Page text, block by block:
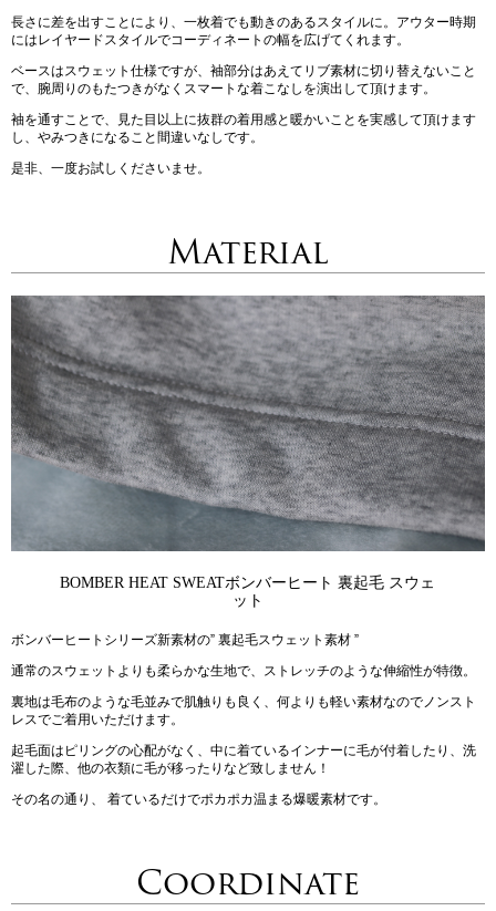
長さに差を出すことにより、一枚着でも動きのあるスタイルに。アウター時期
にはレイヤードスタイルでコーディネートの幅を広げてくれます。
ベースはスウェット仕様ですが、袖部分はあえてリブ素材に切り替えないこと
で、腕周りのもたつきがなくスマートな着こなしを演出して頂けます。
袖を通すことで、見た目以上に抜群の着用感と暖かいことを実感して頂けます
し、やみつきになること間違いなしです。
是非、一度お試しくださいませ。
Material
BOMBER HEAT SWEATボンバーヒート 裏起毛 スウェ
ット
ボンバーヒートシリーズ新素材の” 裏起毛スウェット素材 ”
通常のスウェットよりも柔らかな生地で、ストレッチのような伸縮性が特徴。
裏地は毛布のような毛並みで肌触りも良く、何よりも軽い素材なのでノンスト
レスでご着用いただけます。
起毛面はピリングの心配がなく、中に着ているインナーに毛が付着したり、洗
濯した際、他の衣類に毛が移ったりなど致しません！
その名の通り、 着ているだけでポカポカ温まる爆暖素材です。
Coordinate